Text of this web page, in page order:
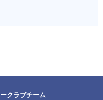
クラブチーム